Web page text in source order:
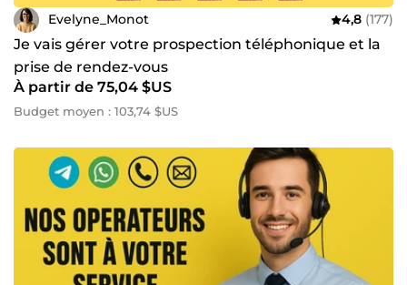
Evelyne_Monot 4,8 (177)
Je vais gérer votre prospection téléphonique et la
prise de rendez-vous
À partir de 75,04 $US
Budget moyen : 103,74 $US